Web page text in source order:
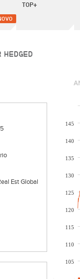
TOP+
HEDGED
Est Global
105
110
115
120
125
130
135
140
145